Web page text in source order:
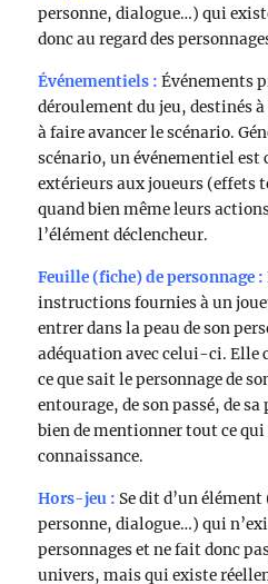
personne, dialogue…) qui
donc au regard des
Événementiels : Événements
déroulement du jeu, destinés
à faire avancer le scénario.
scénario, un événementiel est
extérieurs aux joueurs (effets
quand bien même leurs
l’élément déclencheur.
Feuille (fiche) de personnage :
instructions fournies à un
entrer dans la peau de son
adéquation avec celui-ci.
ce que sait le personnage de
entourage, de son passé, de
bien de mentionner tout ce qui
connaissance.
Hors-jeu : Se dit d’un
personne, dialogue…) qui
personnages et ne fait donc
univers, mais qui existe